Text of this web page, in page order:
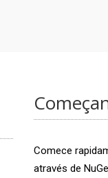
Comece
através de